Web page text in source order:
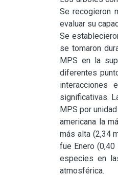
Se recogieron
evaluar su
Se
se tomaron
MPS en la
diferentes
interacciones
significativas.
MPS por
americana la
más alta (2,34
fue Enero
especies en
atmosférica.